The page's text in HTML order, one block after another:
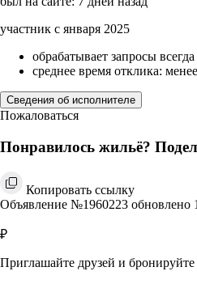
участник с января 2025
обрабатывает запросы всегда
среднее время отклика:
Сведения об исполнителе
Пожаловаться
Понравилось жильё?
Копировать ссылку
Объявление №1960223 обновлено
₽
Приглашайте друзей и бронируйте